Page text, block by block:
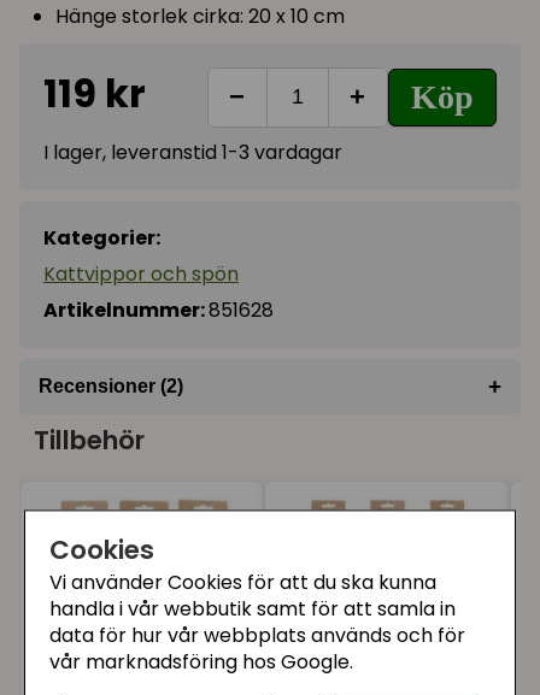
Cookies
Vi använder Cookies för att du ska kunna
handla i vår webbutik samt för att samla in
data för hur vår webbplats används och för
vår marknadsföring hos Google.
Hänge storlek cirka: 20 x 10 cm
119 kr − + Köp
I lager, leveranstid 1-3 vardagar
Kategorier:
Kattvippor och spön
Artikelnummer:851628
Recensioner (2) +
Gunnar Christer
Irene
Tillbehör